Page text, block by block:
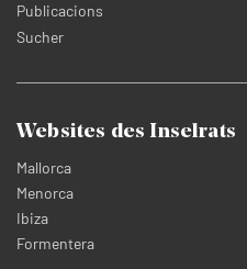
Publicacions
Sucher
Websites des Inselrats
Mallorca
Menorca
Ibiza
Formentera